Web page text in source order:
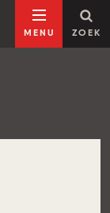
MENU ZOEK